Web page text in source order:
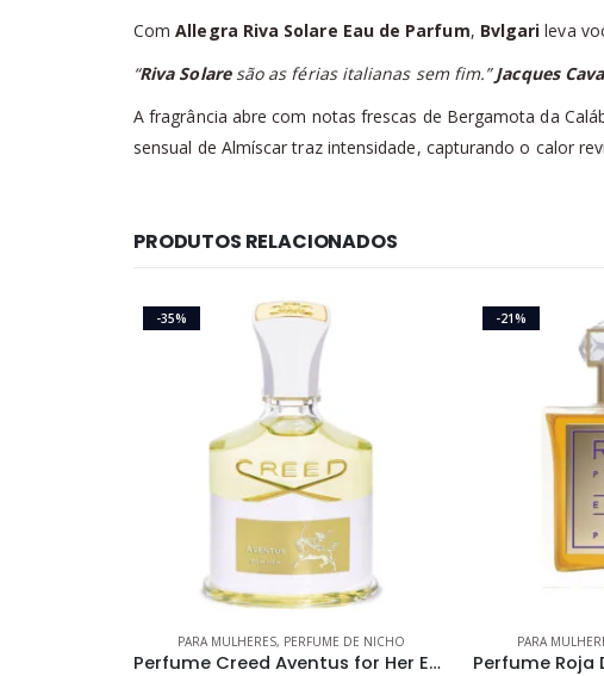
ComAllegra Riva Solare Eau de Parfum, Bvlgari leva
“Riva Solaresão as férias italianas sem fim.”Jacques
A fragrância abre com notas frescas de Bergamota da
sensual de Almíscar traz intensidade, capturando o calor
PRODUTOS RELACIONADOS
-35%
PARA MULHERES, PERFUME DE NICHO
Perfume Creed Aventus for Her Eau de Parfum
-21%
PARA